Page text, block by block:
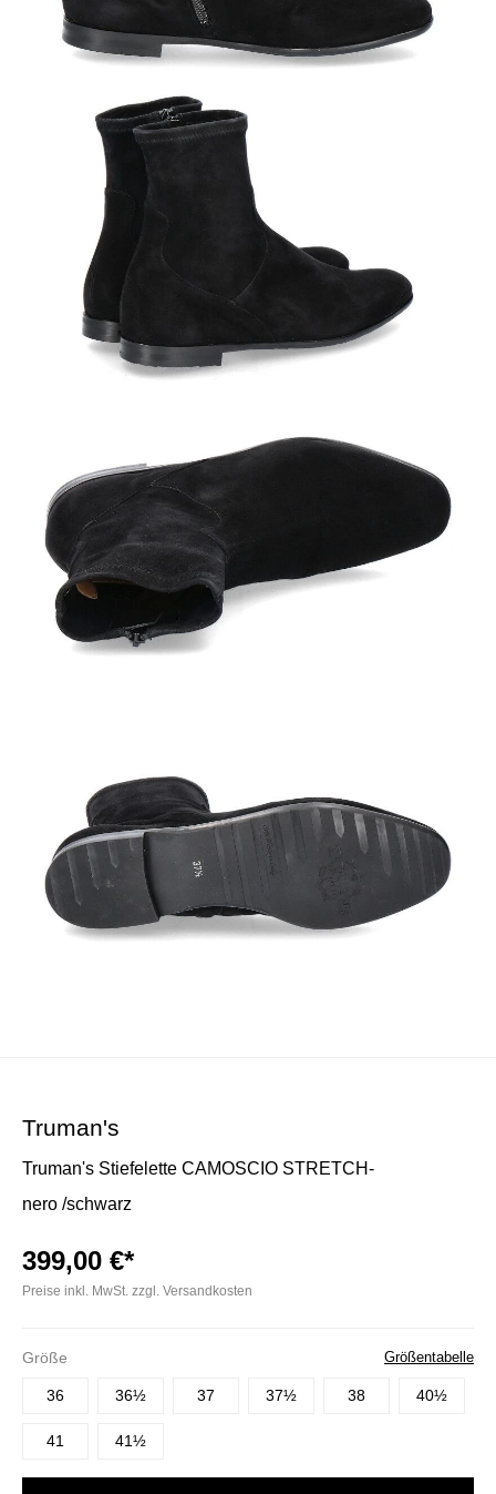
Truman's
Truman's Stiefelette CAMOSCIO STRETCH-
nero /schwarz
399,00 €*
Preise inkl. MwSt. zzgl. Versandkosten
Größe Größentabelle
36 36½ 37 37½ 38 40½
41 41½